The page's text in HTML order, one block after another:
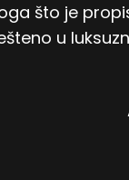
što je
u